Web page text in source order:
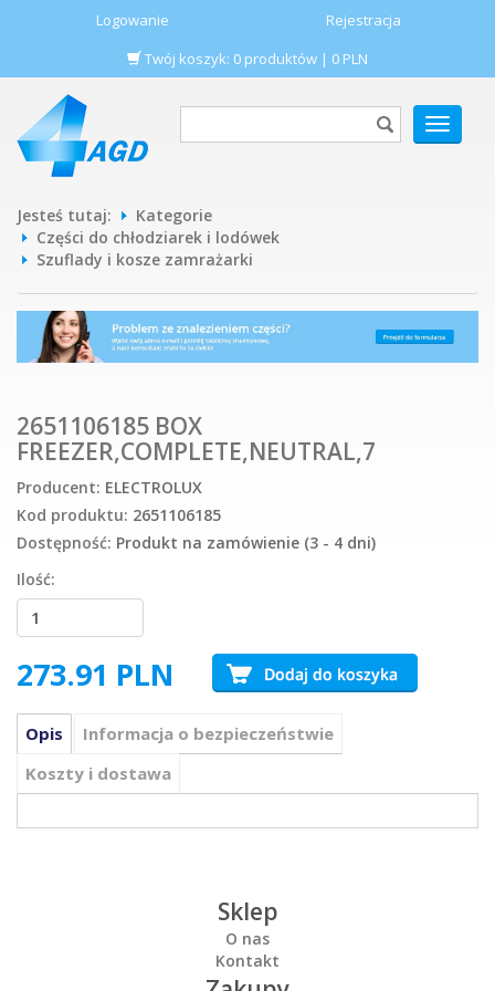
Logowanie
Rejestracja
Twój koszyk: 0 produktów | 0 PLN
POKAŻ
MENU
Jesteś tutaj:
Kategorie
Części do chłodziarek i lodówek
Szuflady i kosze zamrażarki
2651106185 BOX
FREEZER,COMPLETE,NEUTRAL,7
Producent: ELECTROLUX
Kod produktu: 2651106185
Dostępność: Produkt na zamówienie (3 - 4 dni)
Ilość:
273.91 PLN
Opis
Informacja o bezpieczeństwie
Koszty i dostawa
Sklep
O nas
Kontakt